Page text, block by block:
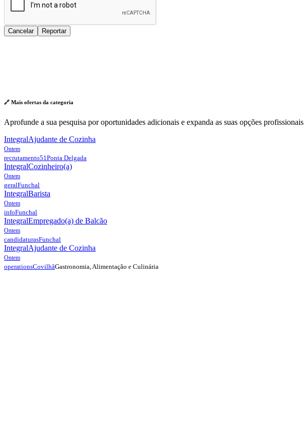
Cancelar Reportar
🔗 Mais ofertas da categoria
Aprofunde a sua pesquisa por oportunidades adicionais e expanda as suas opções profissionais
IntegralAjudante de Cozinha
Ontem
recrutamento51 Ponta Delgada
IntegralCozinheiro(a)
Ontem
geralFunchal
IntegralBarista
Ontem
infoFunchal
IntegralEmpregado(a) de Balcão
Ontem
candidaturasFunchal
IntegralAjudante de Cozinha
Ontem
operationsCovilhãGastronomia, Alimentação e Culinária